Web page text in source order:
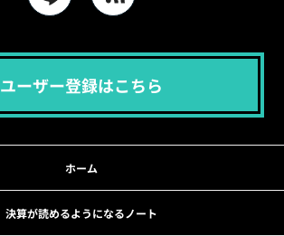
ユーザー登録はこちら
ホーム
決算が読めるようになるノート